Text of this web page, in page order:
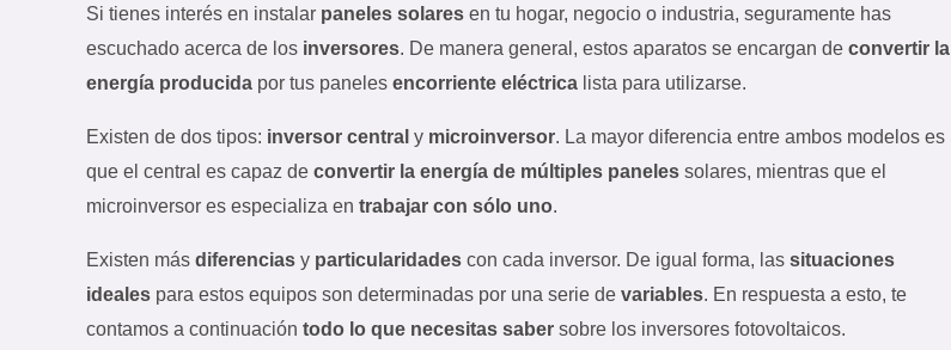
Si tienes interés en instalar paneles solares en tu hogar, negocio o industria, seguramente has
escuchado acerca de los inversores. De manera general, estos aparatos se encargan de convertir la
energía producida por tus paneles encorriente eléctrica lista para utilizarse.
Existen de dos tipos: inversor central y microinversor. La mayor diferencia entre ambos modelos es
que el central es capaz de convertir la energía de múltiples paneles solares, mientras que el
microinversor es especializa en trabajar con sólo uno.
Existen más diferencias y particularidades con cada inversor. De igual forma, las situaciones
ideales para estos equipos son determinadas por una serie de variables. En respuesta a esto, te
contamos a continuación todo lo que necesitas saber sobre los inversores fotovoltaicos.